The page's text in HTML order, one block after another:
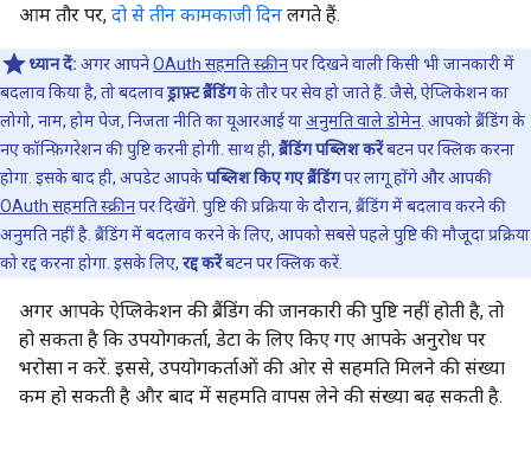
आम तौर पर, दो से तीन कामकाजी दिन लगते हैं.
ध्यान दें: अगर आपनेOAuth सहमति स्क्रीनपर दिखने वाली किसी भी जानकारी में
बदलाव किया है, तो बदलावड्राफ़्ट ब्रैंडिंगके तौर पर सेव हो जाते हैं. जैसे, ऐप्लिकेशन का
लोगो, नाम, होम पेज, निजता नीति का यूआरआई याअनुमति वाले डोमेन . आपको ब्रैंडिंग के
नए कॉन्फ़िगरेशन की पुष्टि करनी होगी. साथ ही, ब्रैंडिंग पब्लिश करेंबटन पर क्लिक करना
होगा. इसके बाद ही, अपडेट आपकेपब्लिश किए गए ब्रैंडिंगपर लागू होंगे और आपकी
OAuth सहमति स्क्रीनपर दिखेंगे. पुष्टि की प्रक्रिया के दौरान, ब्रैंडिंग में बदलाव करने की
अनुमति नहीं है. ब्रैंडिंग में बदलाव करने के लिए, आपको सबसे पहले पुष्टि की मौजूदा प्रक्रिया
को रद्द करना होगा. इसके लिए, रद्द करेंबटन पर क्लिक करें.
अगर आपके ऐप्लिकेशन की ब्रैंडिंग की जानकारी की पुष्टि नहीं होती है, तो
हो सकता है कि उपयोगकर्ता, डेटा के लिए किए गए आपके अनुरोध पर
भरोसा न करें. इससे, उपयोगकर्ताओं की ओर से सहमति मिलने की संख्या
कम हो सकती है और बाद में सहमति वापस लेने की संख्या बढ़ सकती है.